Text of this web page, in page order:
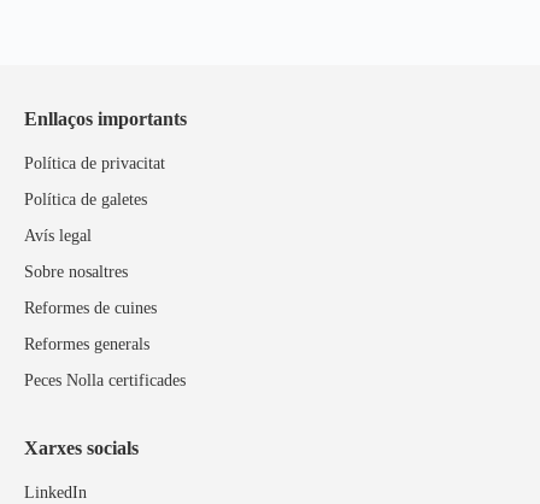
Enllaços importants
Política de privacitat
Política de galetes
Avís legal
Sobre nosaltres
Reformes de cuines
Reformes generals
Peces Nolla certificades
Xarxes socials
LinkedIn